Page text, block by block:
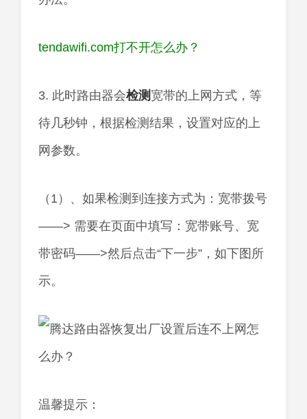
tendawifi.com打不开怎么办？
3. 此时路由器会检测 宽带的上网方式，等
待几秒钟，根据检测结果，设置对应的上
网参数。
（1）、如果检测到连接方式为：宽带拨号
——> 需要在页面中填写：宽带账号、宽
带密码——>然后点击“下一步”，如下图所
示。
温馨提示：